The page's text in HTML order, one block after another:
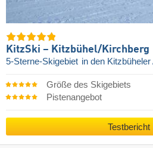
KitzSki – Kitzbühel/​Kirchberg
5-Sterne-Skigebiet in den
Größe des Skigebiets
Pistenangebot
Testbericht